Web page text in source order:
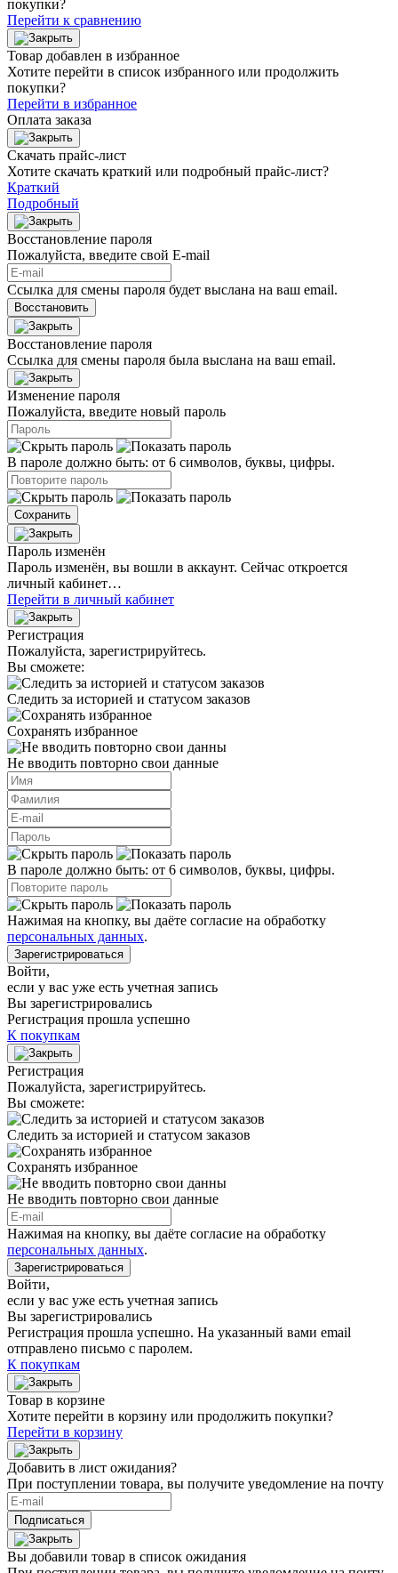
покупки?
Перейти к сравнению
Товар добавлен в избранное
Хотите перейти в список избранного или продолжить
покупки?
Перейти в избранное
Оплата заказа
Скачать прайс-лист
Хотите скачать краткий или подробный прайс-лист?
Краткий
Подробный
Восстановление пароля
Пожалуйста, введите свой E‑mail
Ссылка для смены пароля будет выслана на ваш email.
Восстановить
Восстановление пароля
Ссылка для смены пароля была выслана на ваш email.
Изменение пароля
Пожалуйста, введите новый пароль
В пароле должно быть: от 6 символов, буквы, цифры.
Сохранить
Пароль изменён
Пароль изменён, вы вошли в аккаунт. Сейчас откроется
личный кабинет…
Перейти в личный кабинет
Регистрация
Пожалуйста, зарегистрируйтесь.
Вы сможете:
Следить за историей и статусом заказов
Сохранять избранное
Не вводить повторно свои данные
В пароле должно быть: от 6 символов, буквы, цифры.
Нажимая на кнопку, вы даёте согласие на обработку
персональных данных.
Зарегистрироваться
Войти,
если у вас уже есть учетная запись
Вы зарегистрировались
Регистрация прошла успешно
К покупкам
Регистрация
Пожалуйста, зарегистрируйтесь.
Вы сможете:
Следить за историей и статусом заказов
Сохранять избранное
Не вводить повторно свои данные
Нажимая на кнопку, вы даёте согласие на обработку
персональных данных.
Зарегистрироваться
Войти,
если у вас уже есть учетная запись
Вы зарегистрировались
Регистрация прошла успешно. На указанный вами email
отправлено письмо с паролем.
К покупкам
Товар в корзине
Хотите перейти в корзину или продолжить покупки?
Перейти в корзину
Добавить в лист ожидания?
При поступлении товара, вы получите уведомление на почту
Подписаться
Вы добавили товар в список ожидания